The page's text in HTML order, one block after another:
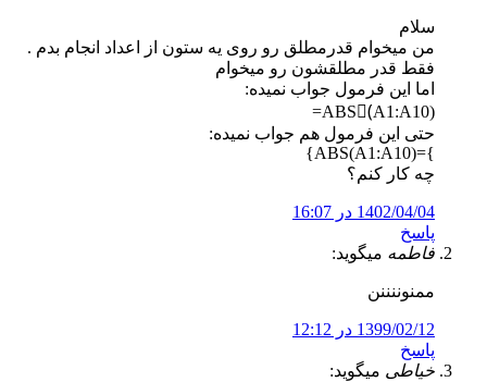
سلام
من میخوام قدرمطلق رو روی یه ستون از اعداد انجام بدم .
فقط قدر مطلقشون رو میخوام
اما این فرمول جواب نمیده:
ABS(َA1:A10)=
حتی این فرمول هم جواب نمیده:
}=ABS(A1:A10)}
چه کار کنم؟
1402/04/04 در 16:07
پاسخ
فاطمه میگوید:
ممنوننننن
1399/02/12 در 12:12
پاسخ
خیاطی میگوید: